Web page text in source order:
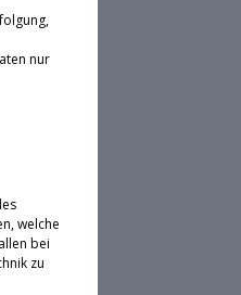
nur
welche
bei
zu